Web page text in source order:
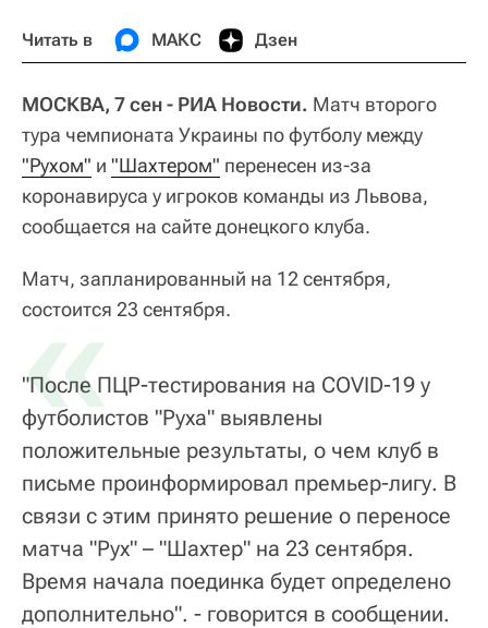
Читать в МАКС Дзен
МОСКВА, 7 сен - РИА Новости. Матч второго
тура чемпионата Украины по футболу между
"Рухом" и "Шахтером" перенесен из-за
коронавируса у игроков команды из Львова,
сообщается на сайте донецкого клуба.
Матч, запланированный на 12 сентября,
состоится 23 сентября.
«
"После ПЦР-тестирования на COVID-19 у
футболистов "Руха" выявлены
положительные результаты, о чем клуб в
письме проинформировал премьер-лигу. В
связи с этим принято решение о переносе
матча "Рух" – "Шахтер" на 23 сентября.
Время начала поединка будет определено
дополнительно". - говорится в сообщении.